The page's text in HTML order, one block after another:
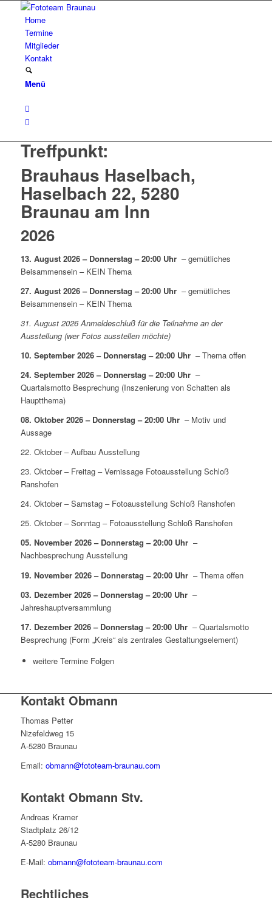
Home
Termine
Mitglieder
Kontakt
Menü
Treffpunkt:
Brauhaus Haselbach,
Haselbach 22, 5280
Braunau am Inn
2026
13. August 2026 – Donnerstag – 20:00 Uhr – gemütliches
Beisammensein – KEIN Thema
27. August 2026 – Donnerstag – 20:00 Uhr – gemütliches
Beisammensein – KEIN Thema
31. August 2026 Anmeldeschluß für die Teilnahme an der
Ausstellung (wer Fotos ausstellen möchte)
10. September 2026 – Donnerstag – 20:00 Uhr – Thema offen
24. September 2026 – Donnerstag – 20:00 Uhr –
Quartalsmotto Besprechung (Inszenierung von Schatten als
Hauptthema)
08. Oktober 2026 – Donnerstag – 20:00 Uhr – Motiv und
Aussage
22. Oktober – Aufbau Ausstellung
23. Oktober – Freitag – Vernissage Fotoausstellung Schloß
Ranshofen
24. Oktober – Samstag – Fotoausstellung Schloß Ranshofen
25. Oktober – Sonntag – Fotoausstellung Schloß Ranshofen
05. November 2026 – Donnerstag – 20:00 Uhr –
Nachbesprechung Ausstellung
19. November 2026 – Donnerstag – 20:00 Uhr – Thema offen
03. Dezember 2026 – Donnerstag – 20:00 Uhr –
Jahreshauptversammlung
17. Dezember 2026 – Donnerstag – 20:00 Uhr – Quartalsmotto
Besprechung (Form „Kreis“ als zentrales Gestaltungselement)
weitere Termine Folgen
Kontakt Obmann
Thomas Petter
Nizefeldweg 15
A-5280 Braunau
Email: obmann@fototeam-braunau.com
Kontakt Obmann Stv.
Andreas Kramer
Stadtplatz 26/12
A-5280 Braunau
E-Mail: obmann@fototeam-braunau.com
Rechtliches